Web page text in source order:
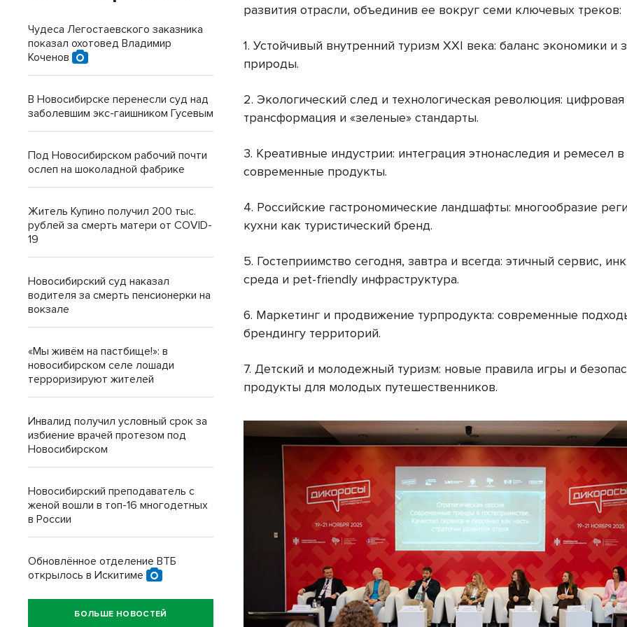
развития отрасли, объединив ее вокруг семи ключевых треков:
1. Устойчивый внутренний туризм XXI века: баланс экономики и
природы.
2. Экологический след и технологическая революция: цифровая
трансформация и «зеленые» стандарты.
3. Креативные индустрии: интеграция этнонаследия и ремесел в
современные продукты.
4. Российские гастрономические ландшафты: многообразие
кухни как туристический бренд.
5. Гостеприимство сегодня, завтра и всегда: этичный сервис,
среда и pet-friendly инфраструктура.
6. Маркетинг и продвижение турпродукта: современные
брендингу территорий.
7. Детский и молодежный туризм: новые правила игры и
продукты для молодых путешественников.
Чудеса Легостаевского заказника
показал охотовед Владимир
Коченов
В Новосибирске перенесли суд над
заболевшим экс-гаишником Гусевым
Под Новосибирском рабочий почти
ослеп на шоколадной фабрике
Житель Купино получил 200 тыс.
рублей за смерть матери от COVID-
19
Новосибирский суд наказал
водителя за смерть пенсионерки на
вокзале
«Мы живём на пастбище!»: в
новосибирском селе лошади
терроризируют жителей
Инвалид получил условный срок за
избиение врачей протезом под
Новосибирском
Новосибирский преподаватель с
женой вошли в топ-16 многодетных
в России
Обновлённое отделение ВТБ
открылось в Искитиме
БОЛЬШЕ НОВОСТЕЙ